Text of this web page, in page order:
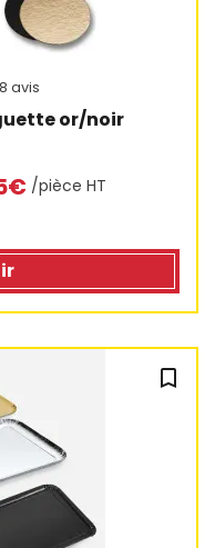
or/noir
/pièce HT
bookmark_outline